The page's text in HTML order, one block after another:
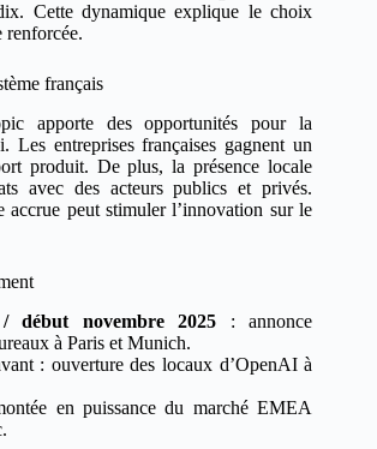
Cette dynamique explique le choix
renforcée.
français
apporte des opportunités pour la
Les entreprises françaises gagnent un
produit. De plus, la présence locale
avec des acteurs publics et privés.
accrue peut stimuler l’innovation sur le
début novembre 2025 : annonce
à Paris et Munich.
: ouverture des locaux d’OpenAI à
en puissance du marché EMEA